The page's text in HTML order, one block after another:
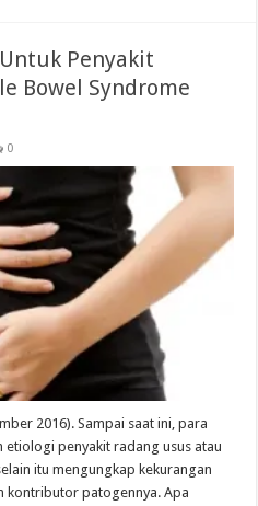
Penyakit
Bowel Syndrome
0
2016). Sampai saat ini, para
penyakit radang usus atau
itu mengungkap kekurangan
kontributor patogennya. Apa